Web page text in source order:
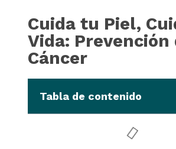
Cuida tu Piel,
Vida: Prevención
Cáncer
Tabla de contenido